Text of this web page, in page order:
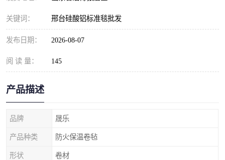
关键词： 邢台硅酸铝标准毯批发
发布日期： 2026-08-07
阅 读 量： 145
产品描述
品牌 晟乐
产品种类 防火保温卷毡
形状 卷材